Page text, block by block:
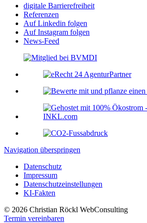
digitale Barrierefreiheit
Referenzen
Auf Linkedin folgen
Auf Instagram folgen
News-Feed
Navigation überspringen
Datenschutz
Impressum
Datenschutzeinstellungen
KI-Fakten
© 2026 Christian Röckl WebConsulting
Termin vereinbaren